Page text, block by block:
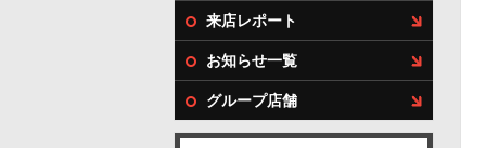
来店レポート
お知らせ一覧
グループ店舗